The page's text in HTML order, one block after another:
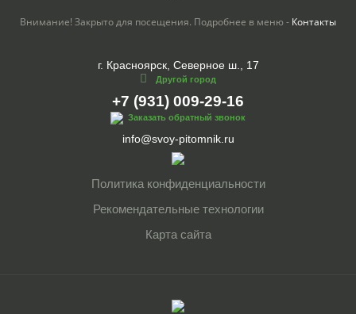
Внимание! Закрыто для посещения. Подробнее в меню - Контакты
г. Красноярск, Северное ш., 17
Другой город
+7 (931) 009-29-16
Заказать обратный звонок
info@svoy-pitomnik.ru
Политика конфиденциальности
Рекомендательные технологии
Карта сайта